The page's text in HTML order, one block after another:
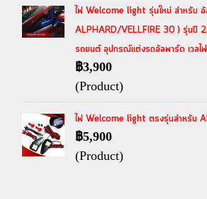
ไฟ Welcome light รุ่นใหม่ สำหรับ อั
ALPHARD/VELLFIRE 30 ) รุ่นปี
รถยนต์ อุปกรณ์แต่งรถอัลพาร์ด เวลไ
฿3,900
(Product)
ไฟ Welcome light ตรงรุ่นสำหรับ
฿5,900
(Product)